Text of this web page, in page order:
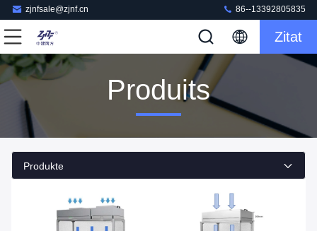
zjnfsale@zjnf.cn 86--13392805835
Zitat
Produits
Produkte